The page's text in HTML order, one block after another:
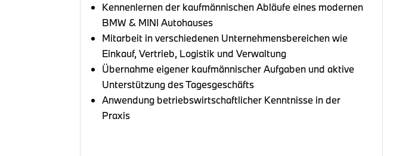
Kennenlernen der kaufmännischen Abläufe eines modernen
BMW & MINI Autohauses
Mitarbeit in verschiedenen Unternehmensbereichen wie
Einkauf, Vertrieb, Logistik und Verwaltung
Übernahme eigener kaufmännischer Aufgaben und aktive
Unterstützung des Tagesgeschäfts
Anwendung betriebswirtschaftlicher Kenntnisse in der
Praxis